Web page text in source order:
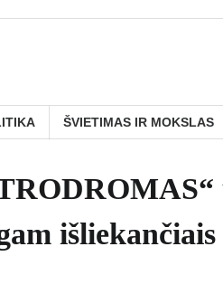
ŠVIETIMAS IR MOKSLAS